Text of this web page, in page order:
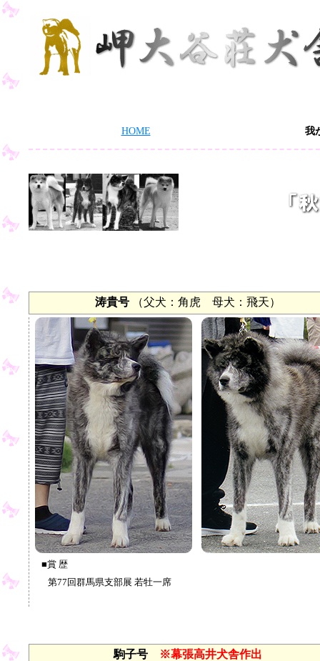
HOME 我
涛貴号 （父犬：角虎 母犬：飛天）
■賞 歴
第77回群馬県支部展 若牡一席
駒子号※幕張高井犬舎作出